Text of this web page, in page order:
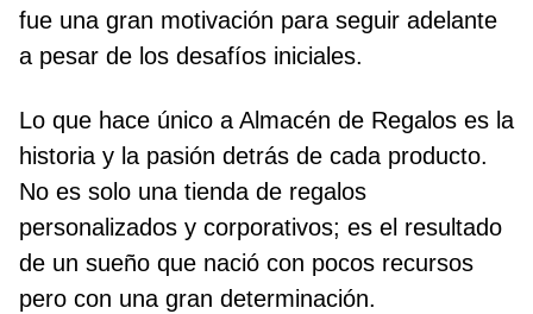
fue una gran motivación para seguir adelante
a pesar de los desafíos iniciales.
Lo que hace único a Almacén de Regalos es la
historia y la pasión detrás de cada producto.
No es solo una tienda de regalos
personalizados y corporativos; es el resultado
de un sueño que nació con pocos recursos
pero con una gran determinación.